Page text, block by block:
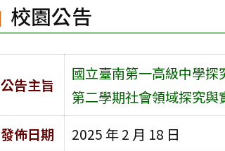
校園公告
公告主旨
國立臺南第一高級中學
第二學期社會領域探究與
發佈日期
2025 年 2 月 18 日